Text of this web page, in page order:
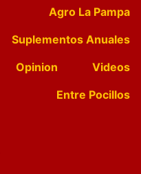
Agro La Pampa
Suplementos Anuales
Opinion
Videos
Entre Pocillos